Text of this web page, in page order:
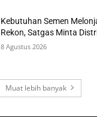
Kebutuhan Semen
Rekon, Satgas Minta
8 Agustus 2026
Muat lebih banyak